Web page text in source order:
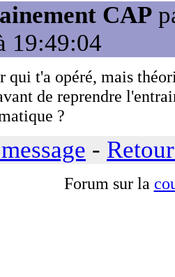
CAP
19:49:04
qui t'a opéré, mais
de reprendre
?
-
Forum sur la